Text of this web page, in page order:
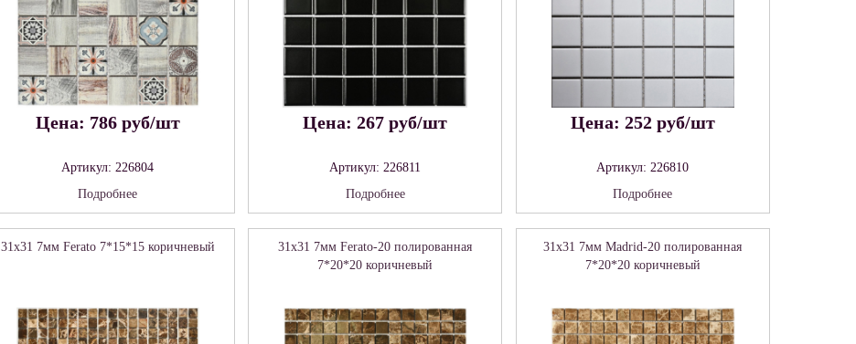
Цена: 786 руб/шт
Артикул: 226804
Подробнее
Цена: 267 руб/шт
Артикул: 226811
Подробнее
Цена: 252 руб/шт
Артикул: 226810
Подробнее
31x31 7мм Ferato 7*15*15 коричневый
31x31 7мм Ferato-20 полированная
7*20*20 коричневый
31x31 7мм Madrid-20 полированная
7*20*20 коричневый